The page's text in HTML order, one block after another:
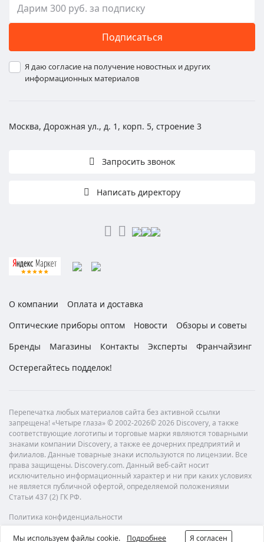
Подписаться
Я даю согласие на получение новостных и других
информационных материалов
Москва, Дорожная ул., д. 1, корп. 5, строение 3
Запросить звонок
Написать директору
О компании
Оплата и доставка
Оптические приборы оптом
Новости
Обзоры и советы
Бренды
Магазины Контакты Эксперты
Франчайзинг
Остерегайтесь подделок!
Перепечатка любых материалов сайта без активной ссылки
запрещена! «Четыре глаза» © 2002-2026© 2026 Discovery, а также
соответствующие логотипы и торговые марки являются товарными
знаками компании Discovery, а также ее дочерних предприятий и
филиалов. Данные товарные знаки используются по лицензии. Все
права защищены. Discovery.com. Данный веб-сайт носит
исключительно информационный характер и ни при каких условиях
не является публичной офертой, определяемой положениями
Статьи 437 (2) ГК РФ.
Политика конфиденциальности
Мы используем файлы cookie. Подробнее Я согласен